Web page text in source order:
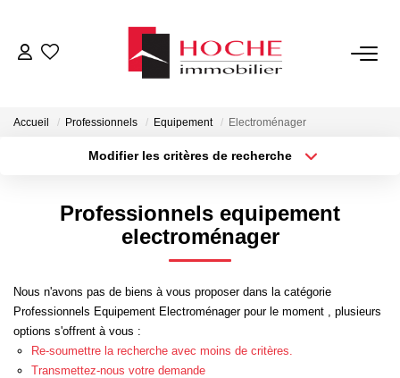
NOTRE AGENCE
ESTIMATION
CONTACT
Accueil Professionnels Equipement Electroménager
Modifier les critères de recherche
Type de bien
Surface min
Créer une alerte
Professionnels equipement
electroménager
Nous n'avons pas de biens à vous proposer dans la catégorie
Professionnels Equipement Electroménager pour le moment , plusieurs
options s'offrent à vous :
Re-soumettre la recherche avec moins de critères.
Transmettez-nous votre demande